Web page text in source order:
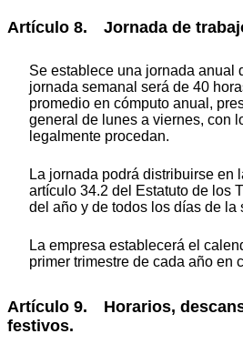
Artículo 8. Jornada de
Se establece una jornada anual
jornada semanal será de 40
promedio en cómputo anual,
general de lunes a viernes, con
legalmente procedan.
La jornada podrá distribuirse en
artículo 34.2 del Estatuto de los
del año y de todos los días de la
La empresa establecerá el
primer trimestre de cada año en
Artículo 9. Horarios,
festivos.